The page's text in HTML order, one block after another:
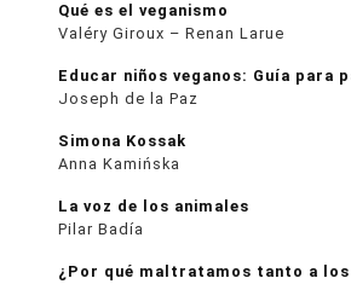
Qué es el veganismo
Valéry Giroux – Renan Larue
Educar niños veganos: Guía para
Joseph de la Paz
Simona Kossak
Anna Kamińska
La voz de los animales
Pilar Badía
¿Por qué maltratamos tanto a los